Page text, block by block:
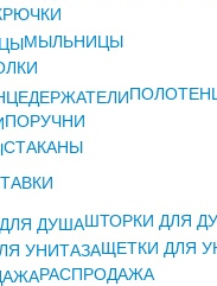
МЫЛЬНИЦЫ
ПОРУЧНИ
СТАКАНЫ
ШТОРКИ ДЛЯ
ЩЕТКИ ДЛЯ
РАСПРОДАЖА